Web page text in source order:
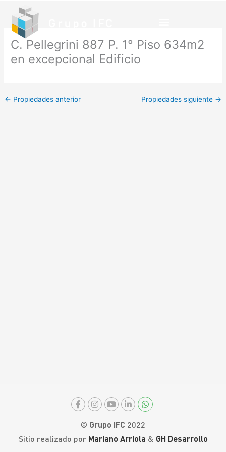
contenido
C. Pellegrini 887 P. 1° Piso 634m2
en excepcional Edificio
← Propiedades anterior Propiedades siguiente →
© Grupo IFC 2022
Sitio realizado por Mariano Arriola & GH Desarrollo